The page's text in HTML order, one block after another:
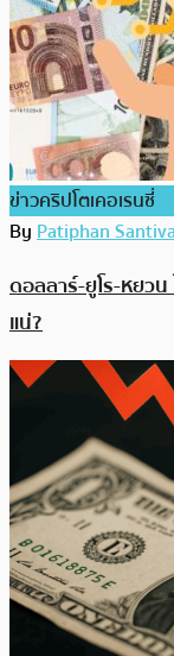
ข่าวคริปโตเคอเรนซี่
ByPatiphan
ดอลลาร์-ยูโร-หยวน
แน่?